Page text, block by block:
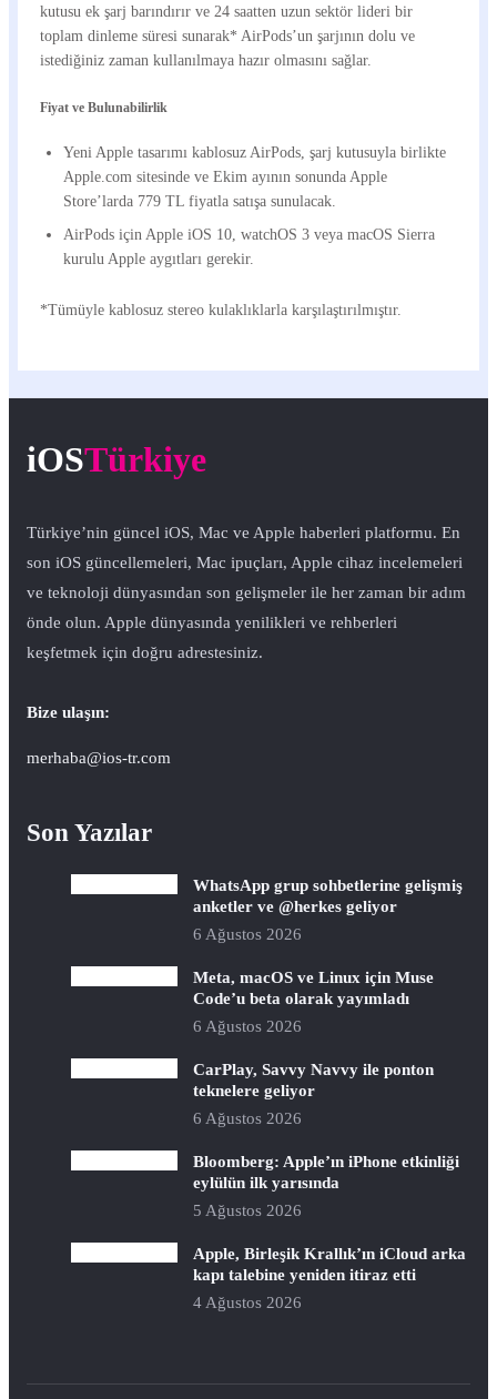
kutusu ek şarj barındırır ve 24 saatten uzun sektör lideri bir
toplam dinleme süresi sunarak* AirPods’un şarjının dolu ve
istediğiniz zaman kullanılmaya hazır olmasını sağlar.
Fiyat ve Bulunabilirlik
Yeni Apple tasarımı kablosuz AirPods, şarj kutusuyla birlikte
Apple.com sitesinde ve Ekim ayının sonunda Apple
Store’larda 779 TL fiyatla satışa sunulacak.
AirPods için Apple iOS 10, watchOS 3 veya macOS Sierra
kurulu Apple aygıtları gerekir.
*Tümüyle kablosuz stereo kulaklıklarla karşılaştırılmıştır.
iOSTürkiye
Türkiye’nin güncel iOS, Mac ve Apple haberleri platformu. En
son iOS güncellemeleri, Mac ipuçları, Apple cihaz incelemeleri
ve teknoloji dünyasından son gelişmeler ile her zaman bir adım
önde olun. Apple dünyasında yenilikleri ve rehberleri
keşfetmek için doğru adrestesiniz.
Bize ulaşın:
merhaba@ios-tr.com
Son Yazılar
WhatsApp grup sohbetlerine gelişmiş
anketler ve @herkes geliyor
6 Ağustos 2026
Meta, macOS ve Linux için Muse
Code’u beta olarak yayımladı
6 Ağustos 2026
CarPlay, Savvy Navvy ile ponton
teknelere geliyor
6 Ağustos 2026
Bloomberg: Apple’ın iPhone etkinliği
eylülün ilk yarısında
5 Ağustos 2026
Apple, Birleşik Krallık’ın iCloud arka
kapı talebine yeniden itiraz etti
4 Ağustos 2026